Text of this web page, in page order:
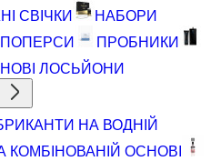
СВІЧКИ
НАБОРИ
ПОПЕРСИ
ПРОБНИКИ
ЛОСЬЙОНИ
НА ВОДНІЙ
ОСНОВІ